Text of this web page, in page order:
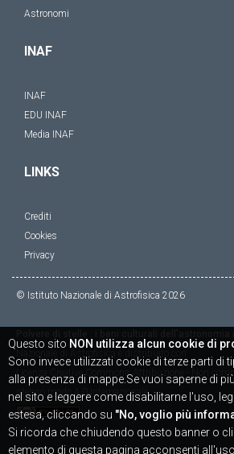
Astronomi
INAF
INAF
EDU INAF
Media INAF
LINKS
Crediti
Cookies
Privacy
© Istituto Nazionale di Astrofisica 2026
Licenza
Creative Commons Attribuzione - Non
stesso modo 4.0 Internazionale
Questo sito NON utilizza alcun cookie di
Sono invece utilizzati cookie di terze parti di
alla presenza di mappe.Se vuoi saperne di
nel sito e leggere come disabilitarne l'uso,
estesa, cliccando su "No, voglio più
Si ricorda che chiudendo questo banner o
elemento di questa pagina acconsenti